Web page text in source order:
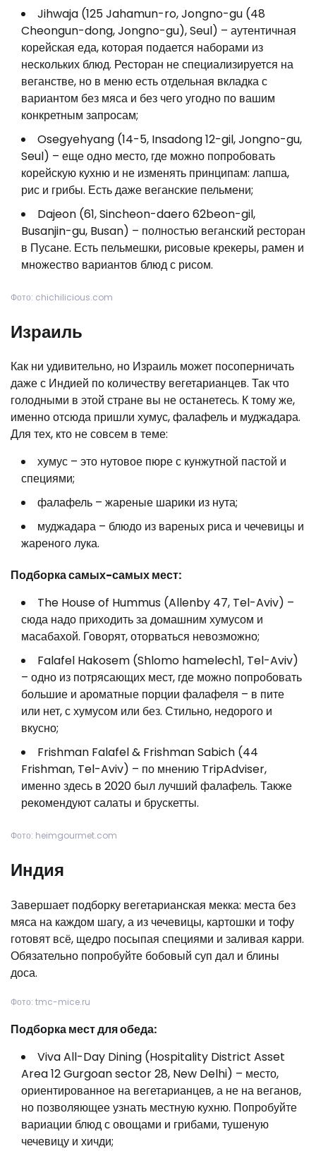
Jihwaja (125 Jahamun-ro, Jongno-gu (48
Cheongun-dong, Jongno-gu), Seul) – аутентичная
корейская еда, которая подается наборами из
нескольких блюд. Ресторан не специализируется на
веганстве, но в меню есть отдельная вкладка с
вариантом без мяса и без чего угодно по вашим
конкретным запросам;
Osegyehyang (14-5, Insadong 12-gil, Jongno-gu,
Seul) – еще одно место, где можно попробовать
корейскую кухню и не изменять принципам: лапша,
рис и грибы. Есть даже веганские пельмени;
Dajeon (61, Sincheon-daero 62beon-gil,
Busanjin-gu, Busan) – полностью веганский ресторан
в Пусане. Есть пельмешки, рисовые крекеры, рамен и
множество вариантов блюд с рисом.
Фото: chichilicious.com
Израиль
Как ни удивительно, но Израиль может посоперничать
даже с Индией по количеству вегетарианцев. Так что
голодными в этой стране вы не останетесь. К тому же,
именно отсюда пришли хумус, фалафель и муджадара.
Для тех, кто не совсем в теме:
хумус – это нутовое пюре с кунжутной пастой и
специями;
фалафель – жареные шарики из нута;
муджадара – блюдо из вареных риса и чечевицы и
жареного лука.
Подборка самых-самых мест:
The House of Hummus (Allenby 47, Tel-Aviv) –
сюда надо приходить за домашним хумусом и
масабахой. Говорят, оторваться невозможно;
Falafel Hakosem (Shlomo hamelech1, Tel-Aviv)
– одно из потрясающих мест, где можно попробовать
большие и ароматные порции фалафеля – в пите
или нет, с хумусом или без. Стильно, недорого и
вкусно;
Frishman Falafel & Frishman Sabich (44
Frishman, Tel-Aviv) – по мнению TripAdviser,
именно здесь в 2020 был лучший фалафель. Также
рекомендуют салаты и брускетты.
Фото: heimgourmet.com
Индия
Завершает подборку вегетарианская мекка: места без
мяса на каждом шагу, а из чечевицы, картошки и тофу
готовят всё, щедро посыпая специями и заливая карри.
Обязательно попробуйте бобовый суп дал и блины
доса.
Фото: tmc-mice.ru
Подборка мест для обеда:
Viva All-Day Dining (Hospitality District Asset
Area 12 Gurgoan sector 28, New Delhi) – место,
ориентированное на вегетарианцев, а не на веганов,
но позволяющее узнать местную кухню. Попробуйте
вариации блюд с овощами и грибами, тушеную
чечевицу и хичди;